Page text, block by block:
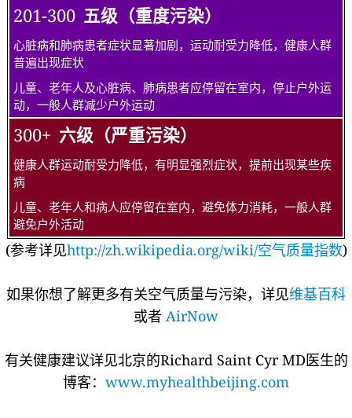
201-300 五级（重度污染）
心脏病和肺病患者症状显著加剧，运动耐受力降低，健康人群
普遍出现症状
儿童、老年人及心脏病、肺病患者应停留在室内，停止户外运
动，一般人群减少户外运动
300+ 六级（严重污染）
健康人群运动耐受力降低，有明显强烈症状，提前出现某些疾
病
儿童、老年人和病人应停留在室内，避免体力消耗，一般人群
避免户外活动
(参考详见http://zh.wikipedia.org/wiki/空气质量指数)
如果你想了解更多有关空气质量与污染，详见维基百科
或者 AirNow
有关健康建议详见北京的Richard Saint Cyr MD医生的
博客： www.myhealthbeijing.com